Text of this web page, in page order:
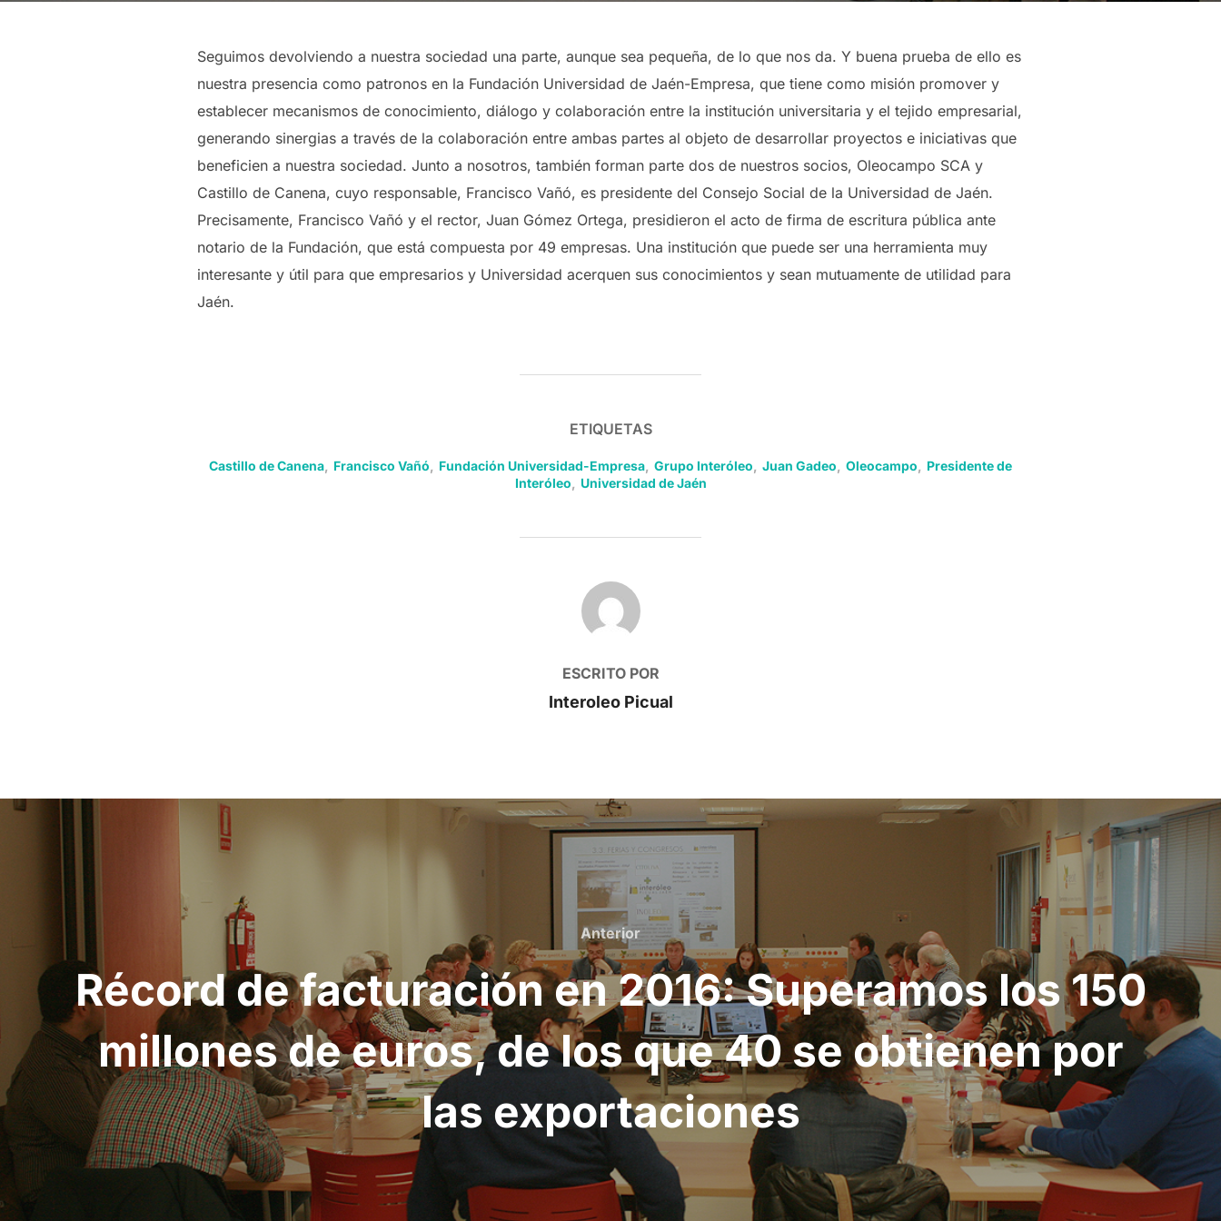
Seguimos devolviendo a nuestra sociedad una parte, aunque sea pequeña, de lo que nos da. Y buena prueba de ello es
nuestra presencia como patronos en la Fundación Universidad de Jaén-Empresa, que tiene como misión promover y
establecer mecanismos de conocimiento, diálogo y colaboración entre la institución universitaria y el tejido empresarial,
generando sinergias a través de la colaboración entre ambas partes al objeto de desarrollar proyectos e iniciativas que
beneficien a nuestra sociedad. Junto a nosotros, también forman parte dos de nuestros socios, Oleocampo SCA y
Castillo de Canena, cuyo responsable, Francisco Vañó, es presidente del Consejo Social de la Universidad de Jaén.
Precisamente, Francisco Vañó y el rector, Juan Gómez Ortega, presidieron el acto de firma de escritura pública ante
notario de la Fundación, que está compuesta por 49 empresas. Una institución que puede ser una herramienta muy
interesante y útil para que empresarios y Universidad acerquen sus conocimientos y sean mutuamente de utilidad para
Jaén.
ETIQUETAS
Castillo de Canena Francisco Vañó Fundación Universidad-Empresa Grupo Interóleo Juan Gadeo Oleocampo
Presidente de
Interóleo
Universidad de Jaén
AUTOR DE LA PUBLICACIÓN
ESCRITO POR
Interoleo Picual
Navegación
entradas
Anterior
Anterior
Récord de facturación en 2016: Superamos los 150
millones de euros, de los que 40 se obtienen por
las exportaciones